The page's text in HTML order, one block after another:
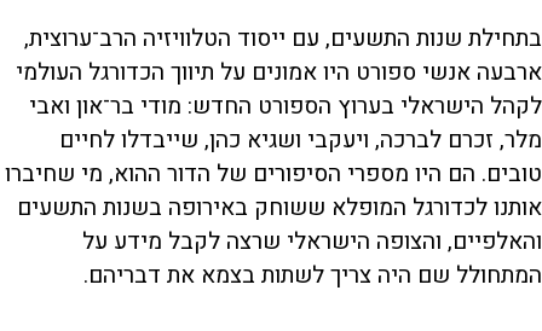
בתחילת שנות התשעים, עם ייסוד הטלוויזיה הרב־ערוצית,
ארבעה אנשי ספורט היו אמונים על תיווך הכדורגל העולמי
לקהל הישראלי בערוץ הספורט החדש: מודי בר־און ואבי
מלר, זכרם לברכה, ויעקבי ושגיא כהן, שייבדלו לחיים
טובים. הם היו מספרי הסיפורים של הדור ההוא, מי שחיברו
אותנו לכדורגל המופלא ששוחק באירופה בשנות התשעים
והאלפיים, והצופה הישראלי שרצה לקבל מידע על
המתחולל שם היה צריך לשתות בצמא את דבריהם.